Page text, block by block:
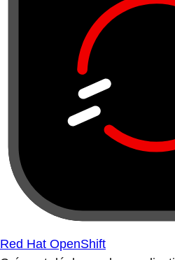
Red Hat OpenShift